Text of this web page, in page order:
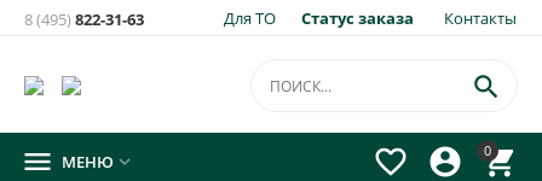
Для ТО Статус заказа Контакты
8 (495)822-31-63
0




 МЕНЮ 